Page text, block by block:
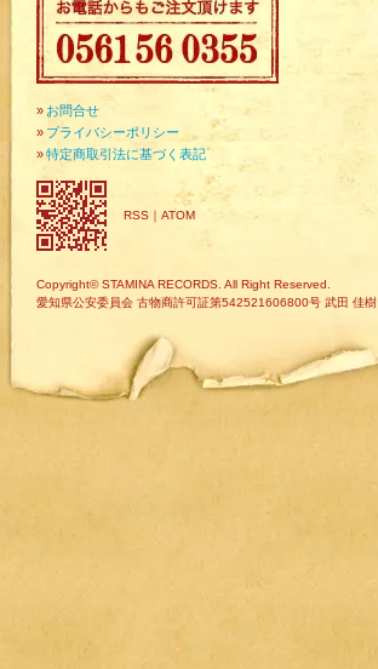
» お問合せ
» プライバシーポリシー
»特定商取引法に基づく表記
RSS ｜ ATOM
Copyright© STAMINA RECORDS. All Right Reserved.
愛知県公安委員会 古物商許可証第542521606800号 武田 佳樹